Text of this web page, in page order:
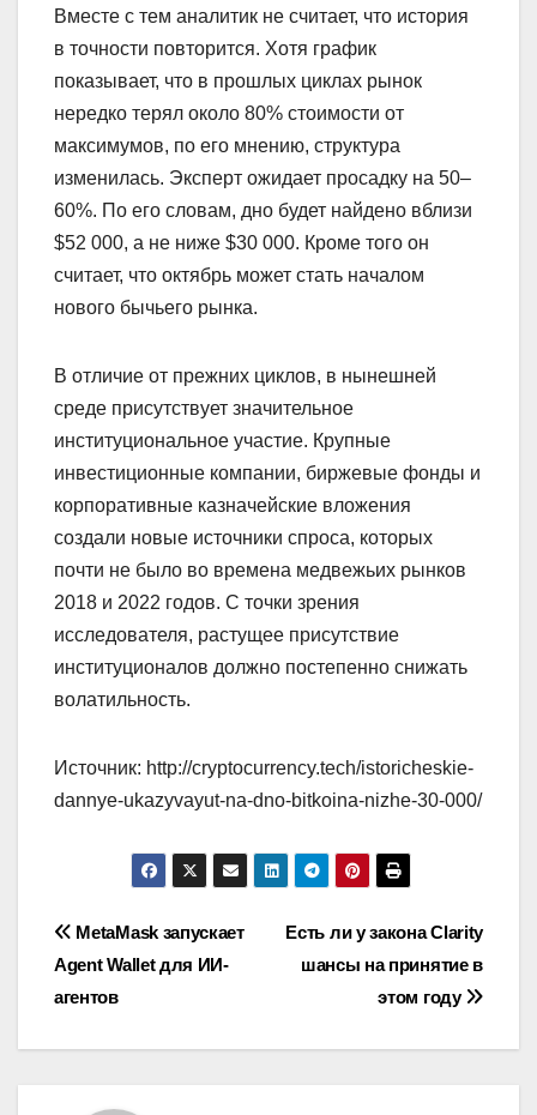
Вместе с тем аналитик не считает, что история
в точности повторится. Хотя график
показывает, что в прошлых циклах рынок
нередко терял около 80% стоимости от
максимумов, по его мнению, структура
изменилась. Эксперт ожидает просадку на 50–
60%. По его словам, дно будет найдено вблизи
$52 000, а не ниже $30 000. Кроме того он
считает, что октябрь может стать началом
нового бычьего рынка.
В отличие от прежних циклов, в нынешней
среде присутствует значительное
институциональное участие. Крупные
инвестиционные компании, биржевые фонды и
корпоративные казначейские вложения
создали новые источники спроса, которых
почти не было во времена медвежьих рынков
2018 и 2022 годов. С точки зрения
исследователя, растущее присутствие
институционалов должно постепенно снижать
волатильность.
Источник: http://cryptocurrency.tech/istoricheskie-
dannye-ukazyvayut-na-dno-bitkoina-nizhe-30-000/
Навигация
по
записям
Есть ли у закона Clarity
шансы на принятие в
этом году
MetaMask запускает
Agent Wallet для ИИ-
агентов